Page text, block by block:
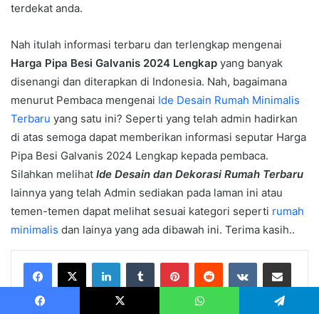
terdekat anda.
Nah itulah informasi terbaru dan terlengkap mengenai
Harga Pipa Besi Galvanis 2024 Lengkap yang banyak
disenangi dan diterapkan di Indonesia. Nah, bagaimana
menurut Pembaca mengenai Ide Desain Rumah Minimalis
Terbaru yang satu ini? Seperti yang telah admin hadirkan
di atas semoga dapat memberikan informasi seputar Harga
Pipa Besi Galvanis 2024 Lengkap kepada pembaca.
Silahkan melihat Ide Desain dan Dekorasi Rumah Terbaru
lainnya yang telah Admin sediakan pada laman ini atau
temen-temen dapat melihat sesuai kategori seperti rumah
minimalis dan lainya yang ada dibawah ini. Terima kasih..
LinkedInTumblr PinterestReddit VKontakteShare via Email